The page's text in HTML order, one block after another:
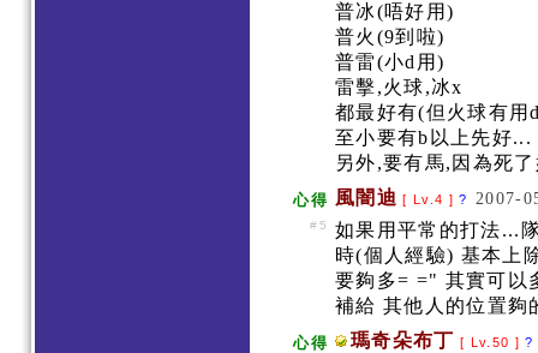
普冰(唔好用)
普火(9到啦)
普雷(小d用)
雷擊,火球,冰x
都最好有(但火球有
至小要有b以上先好...
另外,要有馬,因為死
心得 風闇迪 [ Lv.4 ]? 2007-
#5
如果用平常的打法...
時(個人經驗) 基本上
要夠多= =" 其實可以
補給 其他人的位置夠
心得 瑪奇朵布丁 [ Lv.50 ]?